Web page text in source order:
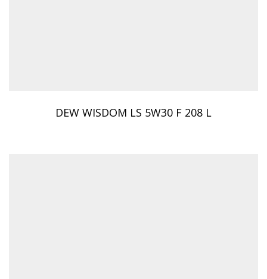
DEW WISDOM LS 5W30 F 208 L